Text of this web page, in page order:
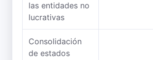
las entidades no
lucrativas
Consolidación
de estados